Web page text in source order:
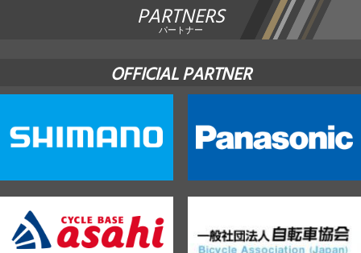
PARTNERS
パートナー
OFFICIAL PARTNER